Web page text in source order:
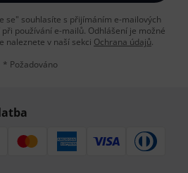
se" souhlasíte s přijímáním e-mailových
používání e-mailů. Odhlášení je možné
naleznete v naší sekci Ochrana údajů.
* Požadováno